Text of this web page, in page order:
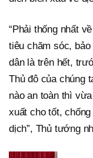
“Phải thống nhất
tiêu chăm sóc,
dân là trên hết,
Thủ đô của chúng
nào an toàn thì
xuất cho tốt,
dịch”, Thủ tướng